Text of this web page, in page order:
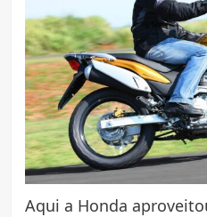
Aqui a Honda